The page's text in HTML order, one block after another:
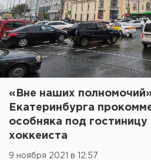
«Вне наших
Екатеринбурга
особняка под гостиницу
хоккеиста
9 ноября 2021 в 12:57